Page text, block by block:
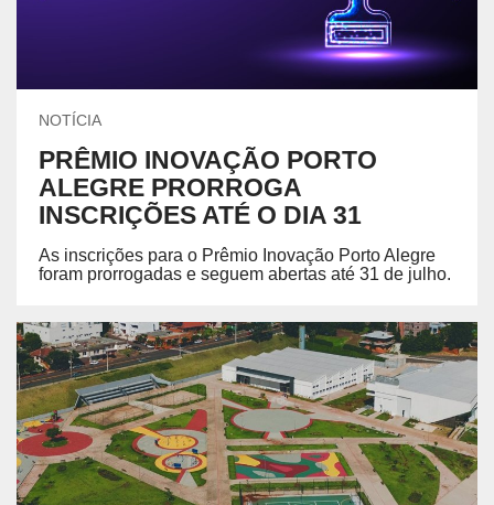
NOTÍCIA
PRÊMIO INOVAÇÃO PORTO
ALEGRE PRORROGA
INSCRIÇÕES ATÉ O DIA 31
As inscrições para o Prêmio Inovação Porto Alegre
foram prorrogadas e seguem abertas até 31 de julho.